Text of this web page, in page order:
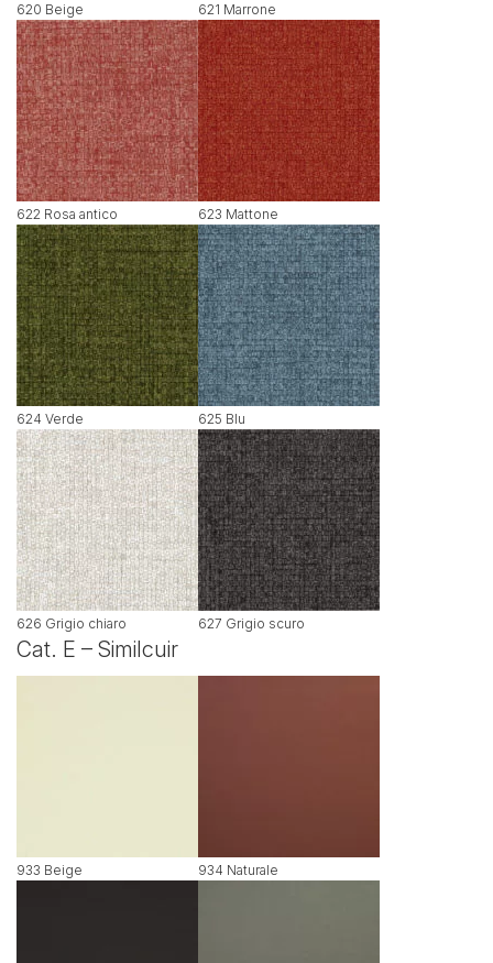
620 Beige 621 Marrone
622 Rosa antico 623 Mattone
624 Verde 625 Blu
626 Grigio chiaro 627 Grigio scuro
Cat. E – Similcuir
933 Beige 934 Naturale